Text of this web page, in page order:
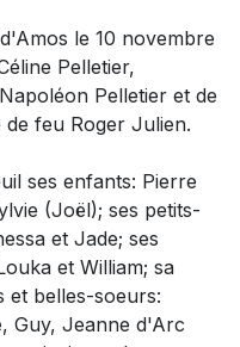
le 10 novembre
Pelletier,
Pelletier et de
feu Roger Julien.
ses enfants: Pierre
(Joël); ses petits-
et Jade; ses
et William; sa
et belles-soeurs:
Guy, Jeanne d'Arc